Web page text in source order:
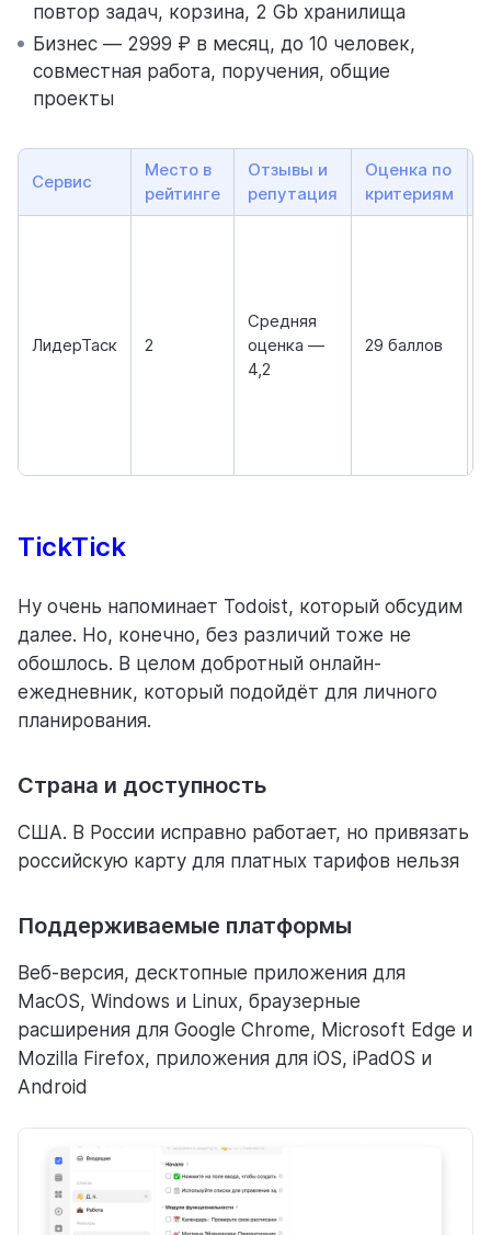
повтор задач, корзина, 2 Gb хранилища
Бизнес — 2999 ₽ в месяц, до 10 человек,
совместная работа, поручения, общие
проекты
Сервис
Место в
рейтинге
Отзывы и
репутация
Оценка по
критериям
ЛидерТаск 2
Средняя
оценка —
4,2
29 баллов
TickTick
Ну очень напоминает Todoist, который обсудим
далее. Но, конечно, без различий тоже не
обошлось. В целом добротный онлайн-
ежедневник, который подойдёт для личного
планирования.
Страна и доступность
США. В России исправно работает, но привязать
российскую карту для платных тарифов нельзя
Поддерживаемые платформы
Веб-версия, десктопные приложения для
MacOS, Windows и Linux, браузерные
расширения для Google Chrome, Microsoft Edge и
Mozilla Firefox, приложения для iOS, iPadOS и
Android